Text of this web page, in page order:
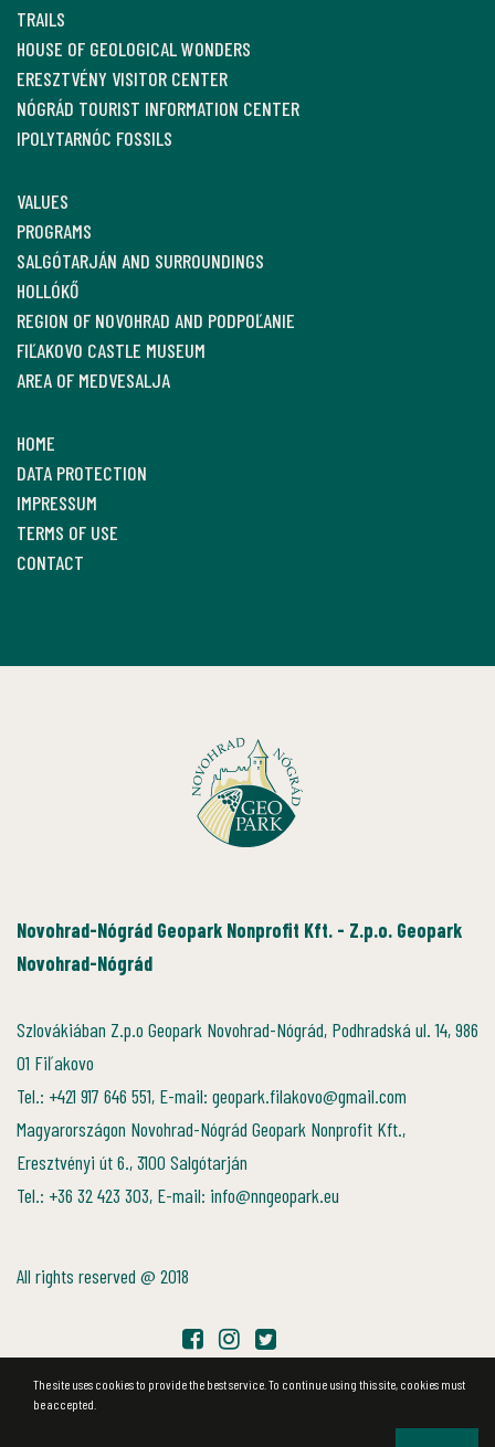
TRAILS
HOUSE OF GEOLOGICAL WONDERS
ERESZTVÉNY VISITOR CENTER
NÓGRÁD TOURIST INFORMATION CENTER
IPOLYTARNÓC FOSSILS
VALUES
PROGRAMS
SALGÓTARJÁN AND SURROUNDINGS
HOLLÓKŐ
REGION OF NOVOHRAD AND PODPOĽANIE
FIĽAKOVO CASTLE MUSEUM
AREA OF MEDVESALJA
HOME
DATA PROTECTION
IMPRESSUM
TERMS OF USE
CONTACT
Novohrad-Nógrád Geopark Nonprofit Kft. - Z.p.o. Geopark
Novohrad-Nógrád
Szlovákiában Z.p.o Geopark Novohrad-Nógrád, Podhradská ul. 14, 986
01 Fiľakovo
Tel.: +421 917 646 551, E-mail: geopark.filakovo@gmail.com
Magyarországon Novohrad-Nógrád Geopark Nonprofit Kft.,
Eresztvényi út 6., 3100 Salgótarján
Tel.: +36 32 423 303, E-mail: info@nngeopark.eu
All rights reserved @ 2018
The site uses cookies to provide the best service. To continue using this site, cookies must
be accepted.